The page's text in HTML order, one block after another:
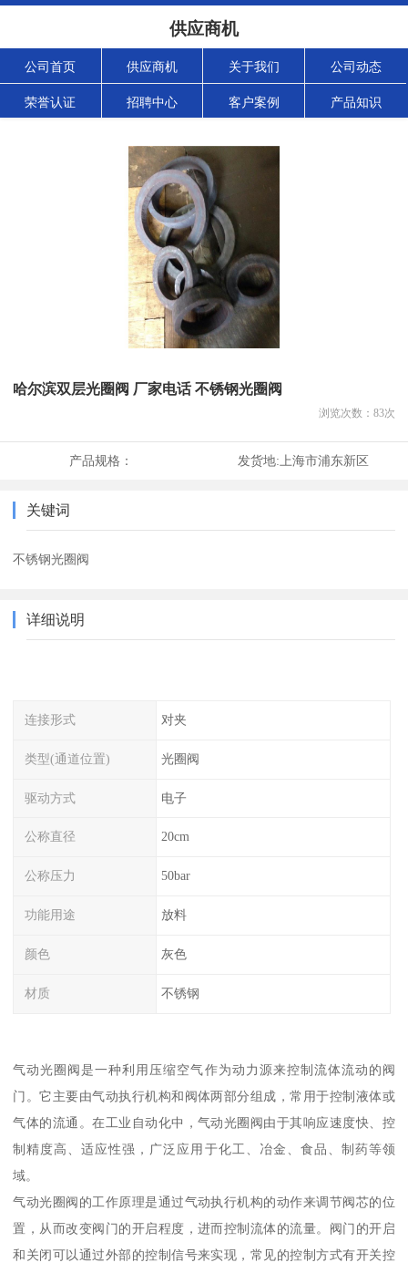
供应商机
公司首页 供应商机 关于我们 公司动态
荣誉认证 招聘中心 客户案例 产品知识
哈尔滨双层光圈阀 厂家电话 不锈钢光圈阀
浏览次数： 83次
产品规格： 发货地: 上海市浦东新区
关键词
不锈钢光圈阀
详细说明
连接形式 对夹
类型(通道位置) 光圈阀
驱动方式 电子
公称直径 20cm
公称压力 50bar
功能用途 放料
颜色 灰色
材质 不锈钢
气动光圈阀是一种利用压缩空气作为动力源来控制流体流动的阀
门。它主要由气动执行机构和阀体两部分组成，常用于控制液体或
气体的流通。在工业自动化中，气动光圈阀由于其响应速度快、控
制精度高、适应性强，广泛应用于化工、冶金、食品、制药等领
域。
气动光圈阀的工作原理是通过气动执行机构的动作来调节阀芯的位
置，从而改变阀门的开启程度，进而控制流体的流量。阀门的开启
和关闭可以通过外部的控制信号来实现，常见的控制方式有开关控